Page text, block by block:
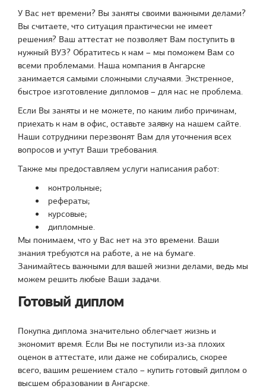
У Вас нет времени? Вы заняты своими важными делами?
Вы считаете, что ситуация практически не имеет
решения? Ваш аттестат не позволяет Вам поступить в
нужный ВУЗ? Обратитесь к нам – мы поможем Вам со
всеми проблемами. Наша компания в Ангарске
занимается самыми сложными случаями. Экстренное,
быстрое изготовление дипломов – для нас не проблема.
Если Вы заняты и не можете, по каким либо причинам,
приехать к нам в офис, оставьте заявку на нашем сайте.
Наши сотрудники перезвонят Вам для уточнения всех
вопросов и учтут Ваши требования.
Также мы предоставляем услуги написания работ:
контрольные;
рефераты;
курсовые;
дипломные.
Мы понимаем, что у Вас нет на это времени. Ваши
знания требуются на работе, а не на бумаге.
Занимайтесь важными для вашей жизни делами, ведь мы
можем решить любые Ваши задачи.
Готовый диплом
Покупка диплома значительно облегчает жизнь и
экономит время. Если Вы не поступили из-за плохих
оценок в аттестате, или даже не собирались, скорее
всего, вашим решением стало – купить готовый диплом о
высшем образовании в Ангарске.